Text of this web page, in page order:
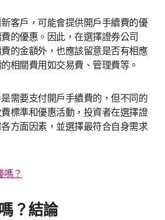
客戶，可能會提供開戶手續費的優
的優惠。因此，在選擇證券公司
的金額外，也應該留意是否有相應
相關費用如交易費、管理費等。
需要支付開戶手續費的，但不同的
標準和優惠活動，投資者在選擇證
方面因素，並選擇最符合自身需求
？
？結論